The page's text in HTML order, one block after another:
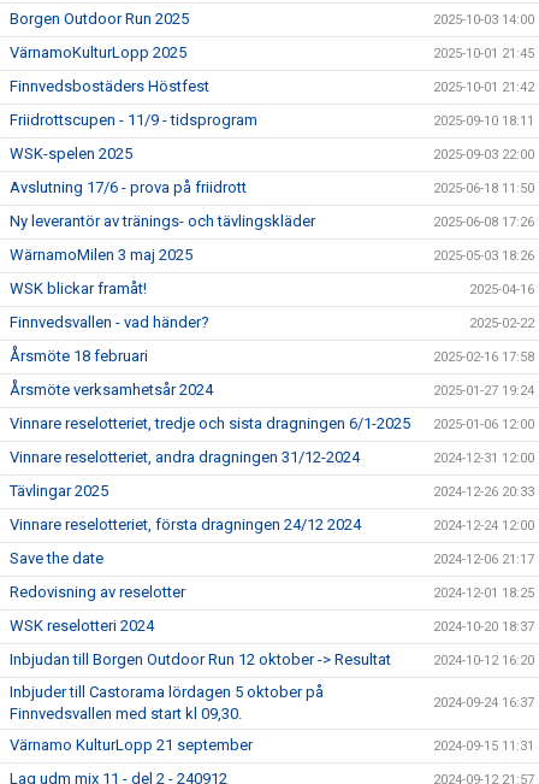
Borgen Outdoor Run 2025 2025-10-03 14:00
VärnamoKulturLopp 2025 2025-10-01 21:45
Finnvedsbostäders Höstfest 2025-10-01 21:42
Friidrottscupen - 11/9 - tidsprogram 2025-09-10 18:11
WSK-spelen 2025 2025-09-03 22:00
Avslutning 17/6 - prova på friidrott 2025-06-18 11:50
Ny leverantör av tränings- och tävlingskläder 2025-06-08 17:26
WärnamoMilen 3 maj 2025 2025-05-03 18:26
WSK blickar framåt! 2025-04-16
Finnvedsvallen - vad händer? 2025-02-22
Årsmöte 18 februari 2025-02-16 17:58
Årsmöte verksamhetsår 2024 2025-01-27 19:24
Vinnare reselotteriet, tredje och sista dragningen 6/1-2025 2025-01-06 12:00
Vinnare reselotteriet, andra dragningen 31/12-2024 2024-12-31 12:00
Tävlingar 2025 2024-12-26 20:33
Vinnare reselotteriet, första dragningen 24/12 2024 2024-12-24 12:00
Save the date 2024-12-06 21:17
Redovisning av reselotter 2024-12-01 18:25
WSK reselotteri 2024 2024-10-20 18:37
Inbjudan till Borgen Outdoor Run 12 oktober -> Resultat 2024-10-12 16:20
Inbjuder till Castorama lördagen 5 oktober på
Finnvedsvallen med start kl 09,30.
2024-09-24 16:37
Värnamo KulturLopp 21 september 2024-09-15 11:31
Lag udm mix 11 - del 2 - 240912 2024-09-12 21:57